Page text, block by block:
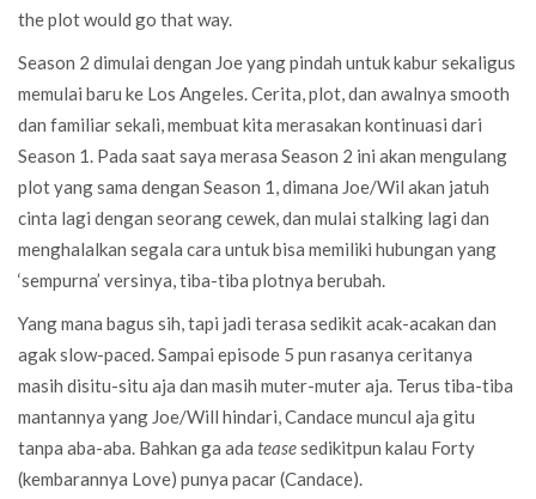
the plot would go that way.
Season 2 dimulai dengan Joe yang pindah untuk kabur sekaligus
memulai baru ke Los Angeles. Cerita, plot, dan awalnya smooth
dan familiar sekali, membuat kita merasakan kontinuasi dari
Season 1. Pada saat saya merasa Season 2 ini akan mengulang
plot yang sama dengan Season 1, dimana Joe/Wil akan jatuh
cinta lagi dengan seorang cewek, dan mulai stalking lagi dan
menghalalkan segala cara untuk bisa memiliki hubungan yang
‘sempurna’ versinya, tiba-tiba plotnya berubah.
Yang mana bagus sih, tapi jadi terasa sedikit acak-acakan dan
agak slow-paced. Sampai episode 5 pun rasanya ceritanya
masih disitu-situ aja dan masih muter-muter aja. Terus tiba-tiba
mantannya yang Joe/Will hindari, Candace muncul aja gitu
tanpa aba-aba. Bahkan ga ada teasesedikitpun kalau Forty
(kembarannya Love) punya pacar (Candace).